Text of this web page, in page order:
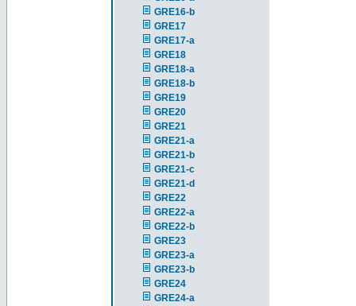
GRE16-b
GRE17
GRE17-a
GRE18
GRE18-a
GRE18-b
GRE19
GRE20
GRE21
GRE21-a
GRE21-b
GRE21-c
GRE21-d
GRE22
GRE22-a
GRE22-b
GRE23
GRE23-a
GRE23-b
GRE24
GRE24-a